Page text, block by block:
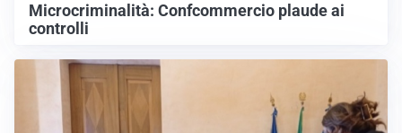
Microcriminalità: Confcommercio plaude ai
controlli